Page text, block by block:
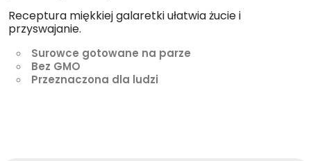
Receptura miękkiej galaretki ułatwia żucie i
przyswajanie.
Surowce gotowane na parze
Bez GMO
Przeznaczona dla ludzi